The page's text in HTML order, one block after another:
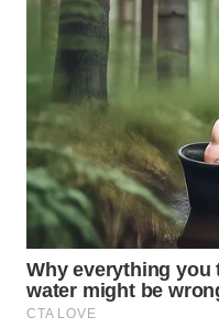
KALTARA
WN
KALSEL
WN
KALTIM
WN
SULSEL
WN